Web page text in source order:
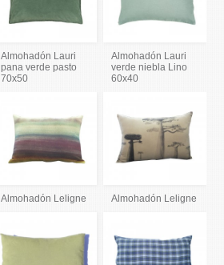
Almohadón Lauri
pana verde pasto
70x50
Almohadón Lauri
verde niebla Lino
60x40
Almohadón Leligne Almohadón Leligne